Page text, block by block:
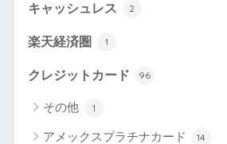
キャッシュレス 2
楽天経済圏 1
クレジットカード 96
その他 1
アメックスプラチナカード 14